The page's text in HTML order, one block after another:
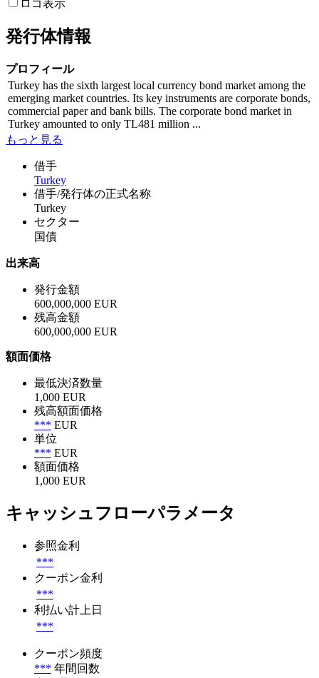
ロゴ表示
発行体情報
プロフィール
Turkey has the sixth largest local currency bond market among the
emerging market countries. Its key instruments are corporate bonds,
commercial paper and bank bills. The corporate bond market in
Turkey amounted to only TL481 million ...
もっと見る
借手
Turkey
借手/発行体の正式名称
Turkey
セクター
国債
出来高
発行金額
600,000,000 EUR
残高金額
600,000,000 EUR
額面価格
最低決済数量
1,000 EUR
残高額面価格
*** EUR
単位
*** EUR
額面価格
1,000 EUR
キャッシュフローパラメータ
参照金利
***
クーポン金利
***
利払い計上日
***
クーポン頻度
*** 年間回数